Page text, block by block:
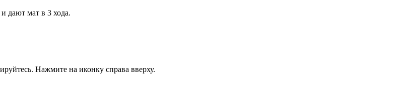
дают мат в 3 хода.
Нажмите на иконку справа вверху.